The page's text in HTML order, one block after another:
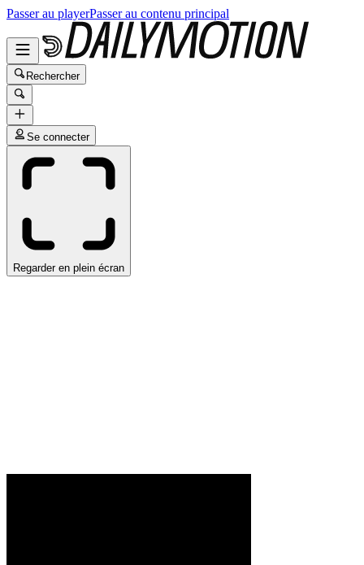
Passer au playerPasser au contenu principal
Rechercher
Se connecter
Regarder en plein écran